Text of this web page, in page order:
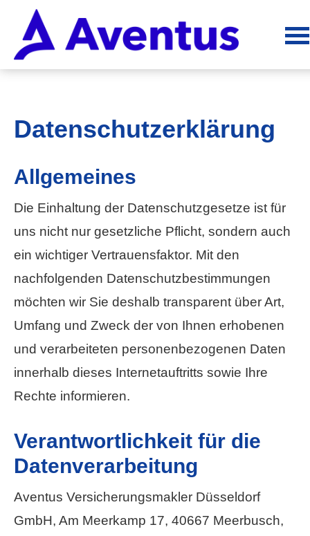
Datenschutzerklärung
Allgemeines
Die Einhaltung der Datenschutzgesetze ist für
uns nicht nur gesetzliche Pflicht, sondern auch
ein wichtiger Vertrauensfaktor. Mit den
nachfolgenden Datenschutzbestimmungen
möchten wir Sie deshalb transparent über Art,
Umfang und Zweck der von Ihnen erhobenen
und verarbeiteten personenbezogenen Daten
innerhalb dieses Internetauftritts sowie Ihre
Rechte informieren.
Verantwortlichkeit für die
Datenverarbeitung
Aventus Ver­sicherungs­makler Düsseldorf
GmbH, Am Meerkamp 17, 40667 Meerbusch,